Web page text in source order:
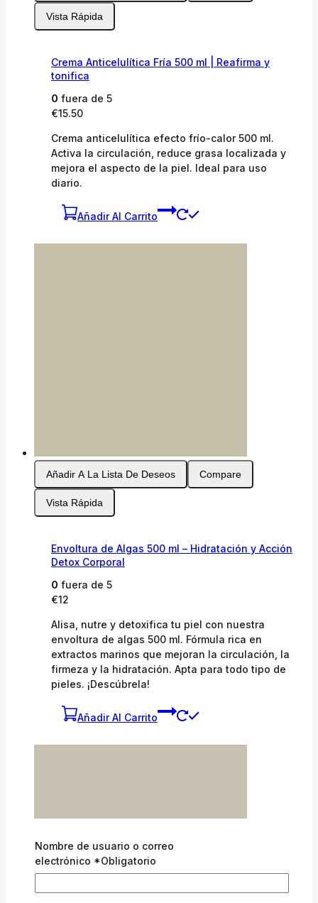
Vista Rápida
Crema Anticelulítica Fría 500 ml | Reafirma y
tonifica
0 fuera de 5
€15.50
Crema anticelulítica efecto frío-calor 500 ml.
Activa la circulación, reduce grasa localizada y
mejora el aspecto de la piel. Ideal para uso
diario.
Añadir Al Carrito
Añadir A La Lista De Deseos Compare
Vista Rápida
Envoltura de Algas 500 ml – Hidratación y Acción
Detox Corporal
0 fuera de 5
€12
Alisa, nutre y detoxifica tu piel con nuestra
envoltura de algas 500 ml. Fórmula rica en
extractos marinos que mejoran la circulación, la
firmeza y la hidratación. Apta para todo tipo de
pieles. ¡Descúbrela!
Añadir Al Carrito
Nombre de usuario o correo
electrónico *Obligatorio